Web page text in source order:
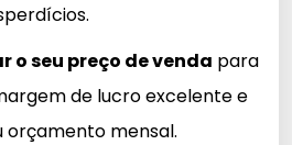
o seu preço de venda para
de lucro excelente e
orçamento mensal.